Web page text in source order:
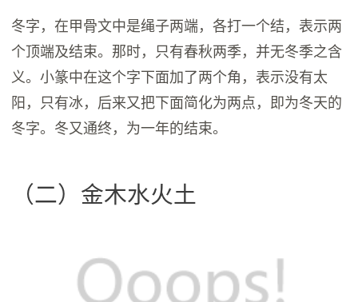
冬字，在甲骨文中是绳子两端，各打一个结，表示两
个顶端及结束。那时，只有春秋两季，并无冬季之含
义。小篆中在这个字下面加了两个角，表示没有太
阳，只有冰，后来又把下面简化为两点，即为冬天的
冬字。冬又通终，为一年的结束。
（二）金木水火土